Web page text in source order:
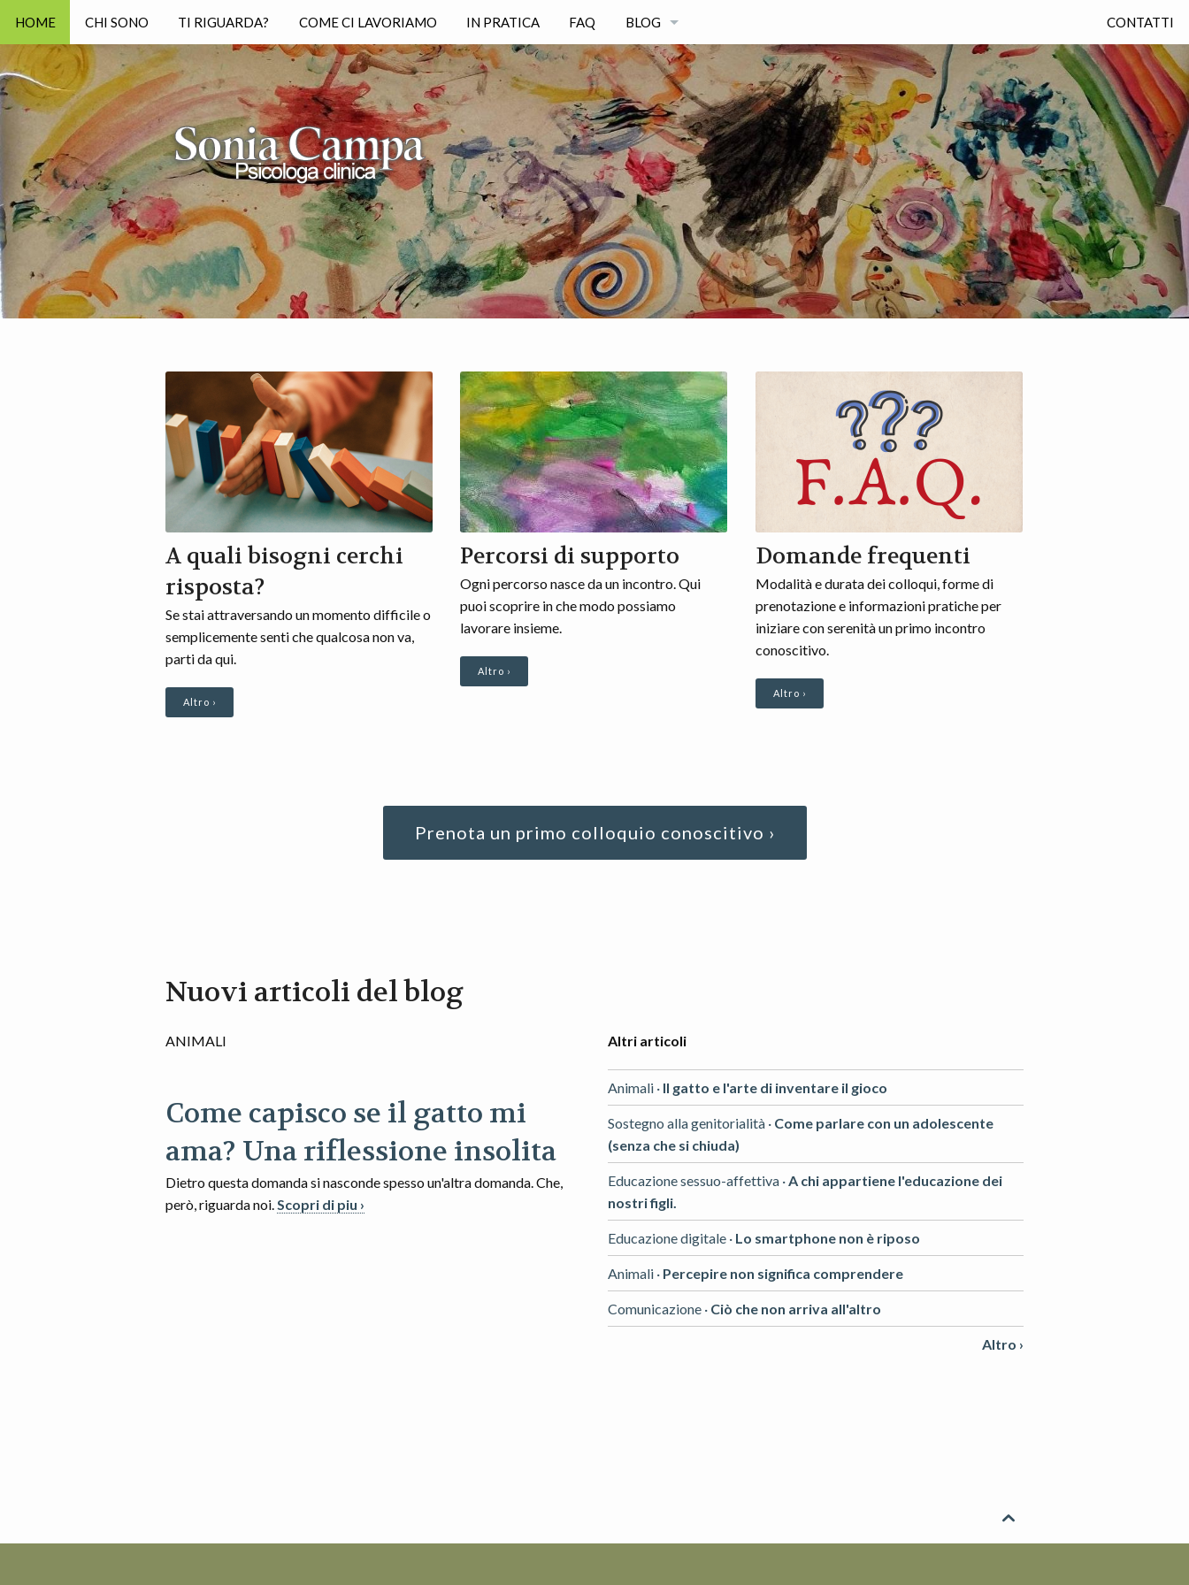
HOME CHI SONO TI RIGUARDA? COME CI LAVORIAMO IN PRATICA FAQ BLOG
TUTTI GLI ARTICOLI
CATEGORIE
CONTATTI
A quali bisogni cerchi
risposta?
Se stai attraversando un momento difficile o
semplicemente senti che qualcosa non va,
parti da qui.
Altro ›
Percorsi di supporto
Ogni percorso nasce da un incontro. Qui
puoi scoprire in che modo possiamo
lavorare insieme.
Altro ›
Domande frequenti
Modalità e durata dei colloqui, forme di
prenotazione e informazioni pratiche per
iniziare con serenità un primo incontro
conoscitivo.
Altro ›
Prenota un primo colloquio conoscitivo ›
Nuovi articoli del blog
ANIMALI
Come capisco se il gatto mi
ama? Una riflessione insolita
Dietro questa domanda si nasconde spesso un'altra domanda. Che,
però, riguarda noi. Scopri di piu ›
Altri articoli
Animali · Il gatto e l'arte di inventare il gioco
Sostegno alla genitorialità · Come parlare con un adolescente
(senza che si chiuda)
Educazione sessuo-affettiva ·A chi appartiene l'educazione dei
nostri figli.
Educazione digitale · Lo smartphone non è riposo
Animali · Percepire non significa comprendere
Comunicazione · Ciò che non arriva all'altro
Altro ›
